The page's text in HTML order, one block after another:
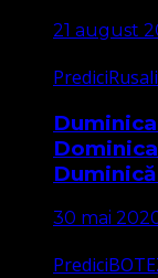
21 august
Predici
30 mai
Predici